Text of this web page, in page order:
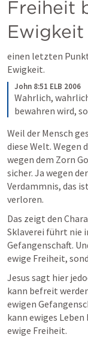
Freiheit
einen letzten
Ewigkeit.
John 8:51 ELB 2006
Wahrlich,
bewahren wird,
Weil der Mensch
diese Welt. Wegen
wegen dem Zorn
sicher. Ja wegen
Verdammnis, das
verloren.
Das zeigt den
Sklaverei führt nie
Gefangenschaft.
ewige Freiheit,
Jesus sagt hier
kann befreit
ewigen
kann ewiges
ewige Freiheit.